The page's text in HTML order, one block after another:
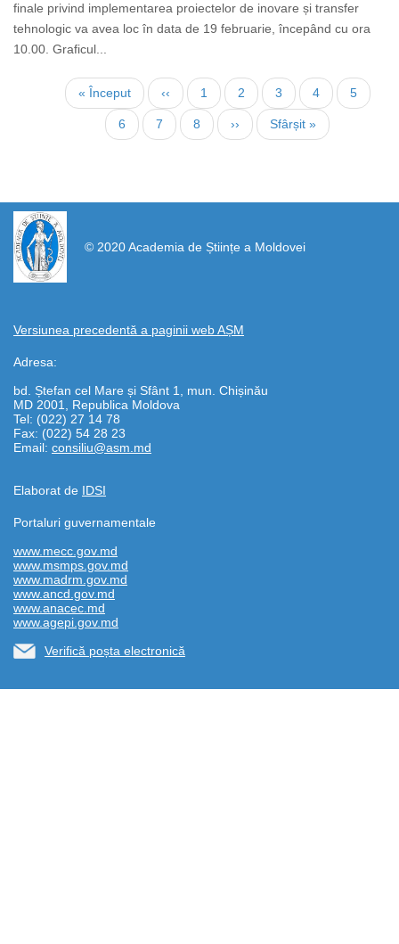
finale privind implementarea proiectelor de inovare și transfer
tehnologic va avea loc în data de 19 februarie, începând cu ora
10.00. Graficul...
Нумерация
страниц
Первая
страница
« Început ←
‹‹ Страница
1 Страница
2 Страница
3 Страница
4 5
Текущая
страница
6 Страница
7 Страница
8
Следующая
страница
››
Последняя
страница
Sfârșit »
© 2020 Academia de Științe a Moldovei
Versiunea precedentă a paginii web AȘM
Adresa:
bd. Ștefan cel Mare și Sfânt 1, mun. Chișinău
MD 2001, Republica Moldova
Tel: (022) 27 14 78
Fax: (022) 54 28 23
Email: consiliu@asm.md
Elaborat de IDSI
https://propletenie.ru/
Portaluri guvernamentale
www.mecc.gov.md
www.msmps.gov.md
www.madrm.gov.md
www.ancd.gov.md
www.anacec.md
www.agepi.gov.md
Verifică poșta electronică